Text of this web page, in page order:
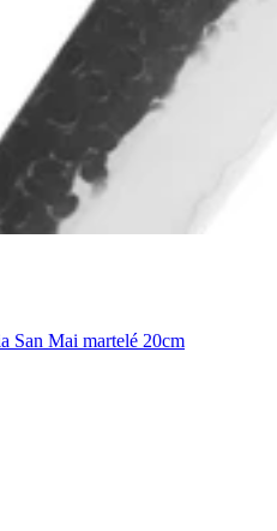
San Mai martelé 20cm